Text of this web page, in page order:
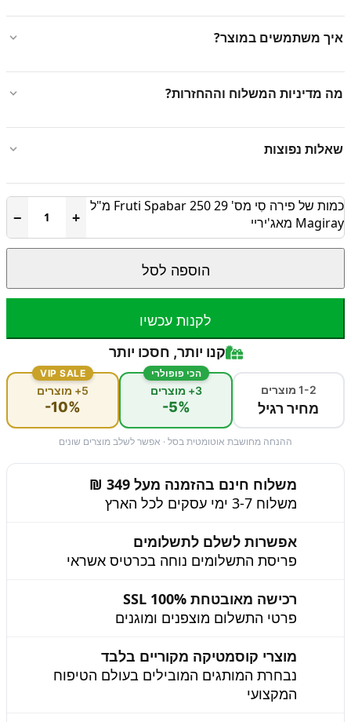
איך משתמשים במוצר?
מה מדיניות המשלוח וההחזרות?
שאלות נפוצות
כמות של פירה סִי מס' 29 Fruti Spabar 250 מ"ל
Magiray מאג'יריי
+
−
הוספה לסל
לקנות עכשיו
קנו יותר, חסכו יותר
1-2 מוצרים
מחיר רגיל
הכי פופולרי
3+ מוצרים
-5%
VIP SALE
5+ מוצרים
-10%
ההנחה מחושבת אוטומטית בסל · אפשר לשלב מוצרים שונים
משלוח חינם בהזמנה מעל 349 ₪
משלוח 3-7 ימי עסקים לכל הארץ
אפשרות לשלם לתשלומים
פריסת התשלומים נוחה בכרטיס אשראי
רכישה מאובטחת 100% SSL
פרטי התשלום מוצפנים ומוגנים
מוצרי קוסמטיקה מקוריים בלבד
נבחרת המותגים המובילים בעולם הטיפוח
המקצועי